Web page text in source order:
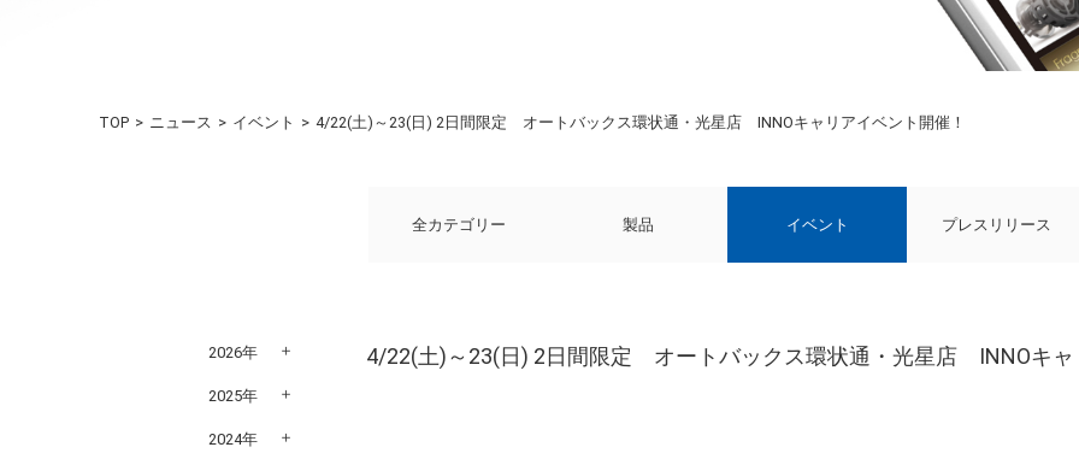
TOP ニュース イベント 4/22(土)～23(日) 2日間限定 オートバックス環状通・光星店 INNOキャリアイベント開催！
全カテゴリー 製品 イベント プレスリリース
4/22(土)～23(日) 2日間限定 オートバックス環状通・光星店 INNOキャ
2026年
2025年
2024年